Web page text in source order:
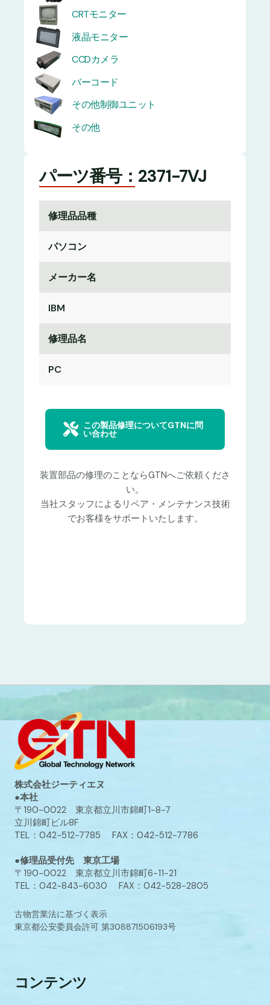
CRTモニター
液晶モニター
CCDカメラ
バーコード
その他制御ユニット
その他
パーツ番号：2371-7VJ
修理品品種
パソコン
メーカー名
IBM
修理品名
PC
この製品修理についてGTNに問
い合わせ
装置部品の修理のことならGTNへご依頼くださ
い。
当社スタッフによるリペア・メンテナンス技術
でお客様をサポートいたします。
株式会社ジーティエヌ
●本社
〒190-0022 東京都立川市錦町1-8-7
立川錦町ビル8F
TEL：042-512-7785 FAX：042-512-7786
●修理品受付先 東京工場
〒190-0022 東京都立川市錦町6-11-21
TEL：042-843-6030 FAX：042-528-2805
古物営業法に基づく表示
東京都公安委員会許可 第308871506193号
コンテンツ